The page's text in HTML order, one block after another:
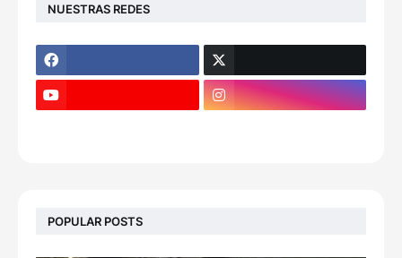
NUESTRAS REDES
POPULAR POSTS